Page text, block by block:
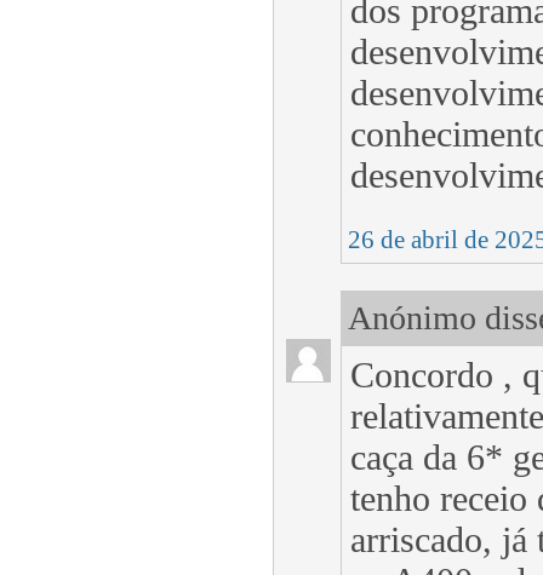
dos
26 de abril de
Anónimo
Concordo ,
caça da 6*
tenho receio
arriscado, já